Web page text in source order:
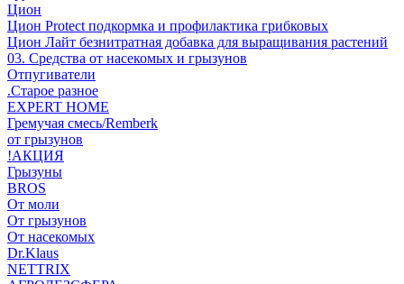
Цион
Цион Protect подкормка и профилактика грибковых
Цион Лайт безнитратная добавка для выращивания растений
03. Средства от насекомых и грызунов
Отпугиватели
.Старое разное
EXPERT HOME
Гремучая смесь/Remberk
от грызунов
!АКЦИЯ
Грызуны
BROS
От моли
От грызунов
От насекомых
Dr.Klaus
NETTRIX